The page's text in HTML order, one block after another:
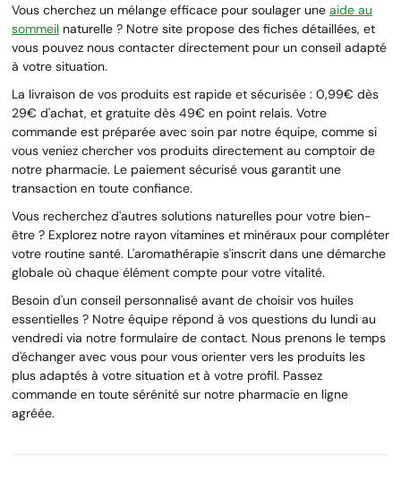
Vous cherchez un mélange efficace pour soulager une aide au
sommeil naturelle ? Notre site propose des fiches détaillées, et
vous pouvez nous contacter directement pour un conseil adapté
à votre situation.
La livraison de vos produits est rapide et sécurisée : 0,99€ dès
29€ d'achat, et gratuite dès 49€ en point relais. Votre
commande est préparée avec soin par notre équipe, comme si
vous veniez chercher vos produits directement au comptoir de
notre pharmacie. Le paiement sécurisé vous garantit une
transaction en toute confiance.
Vous recherchez d'autres solutions naturelles pour votre bien-
être ? Explorez notre rayon vitamines et minéraux pour compléter
votre routine santé. L'aromathérapie s'inscrit dans une démarche
globale où chaque élément compte pour votre vitalité.
Besoin d'un conseil personnalisé avant de choisir vos huiles
essentielles ? Notre équipe répond à vos questions du lundi au
vendredi via notre formulaire de contact. Nous prenons le temps
d'échanger avec vous pour vous orienter vers les produits les
plus adaptés à votre situation et à votre profil. Passez
commande en toute sérénité sur notre pharmacie en ligne
agréée.